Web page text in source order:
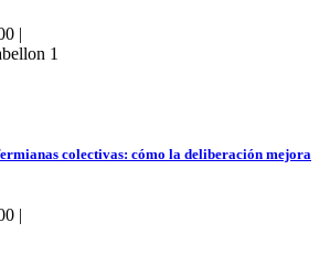
|
1
colectivas: cómo la deliberación mejora
|